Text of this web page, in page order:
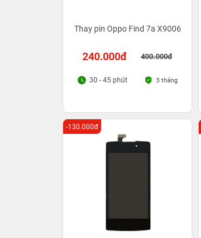
Thay pin Oppo Find 7a X9006
240.000đ 400.000đ
30 - 45 phút 3 tháng
-130.000đ